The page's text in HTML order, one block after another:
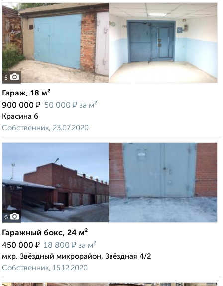
5
Гараж, 18 м²
900 000 ₽ 50 000 ₽ за м²
Красина 6
Собственник, 23.07.2020
6
Гаражный бокс, 24 м²
450 000 ₽ 18 800 ₽ за м²
мкр. Звёздный микрорайон, Звёздная 4/2
Собственник, 15.12.2020